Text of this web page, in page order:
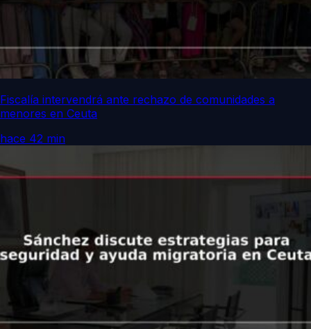
Fiscalía intervendrá ante rechazo de comunidades a
menores en Ceuta
hace 42 min